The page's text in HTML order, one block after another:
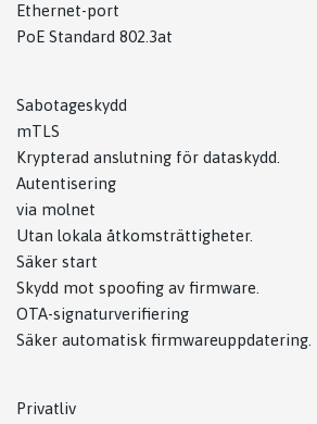
Ethernet-port
PoE Standard 802.3at
Sabotageskydd
mTLS
Krypterad anslutning för dataskydd.
Autentisering
via molnet
Utan lokala åtkomsträttigheter.
Säker start
Skydd mot spoofing av firmware.
OTA-signaturverifiering
Säker automatisk firmwareuppdatering.
Privatliv